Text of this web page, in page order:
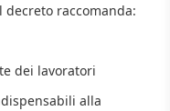
raccomanda:
dei lavoratori
alla